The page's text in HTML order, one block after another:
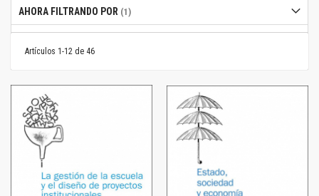
Artículos 1-12 de 46
AHORA FILTRANDO POR